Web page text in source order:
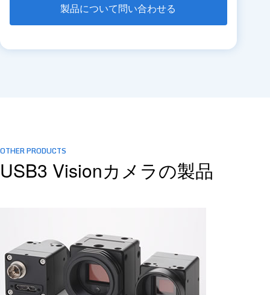
製品について問い合わせる
OTHER PRODUCTS
USB3 Visionカメラの製品